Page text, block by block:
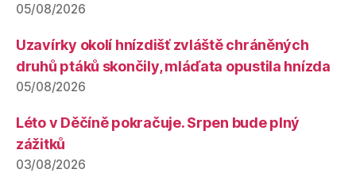
05/08/2026
Uzavírky okolí hnízdišť zvláště chráněných
druhů ptáků skončily, mláďata opustila hnízda
05/08/2026
Léto v Děčíně pokračuje. Srpen bude plný
zážitků
03/08/2026